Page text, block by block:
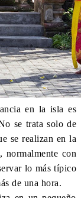
en la isla es
se trata solo de
se realizan en la
normalmente con
lo más típico
de una hora.